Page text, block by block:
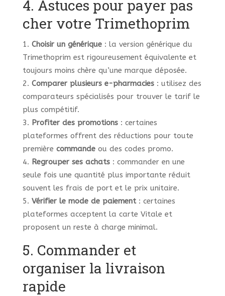
4. Astuces pour payer pas
cher votre Trimethoprim
Choisir un générique: la version générique du
Trimethoprim est rigoureusement équivalente et
toujours moins chère qu’une marque déposée.
Comparer plusieurs e-pharmacies: utilisez des
comparateurs spécialisés pour trouver le tarif le
plus compétitif.
Profiter des promotions: certaines
plateformes offrent des réductions pour toute
première commandeou des codes promo.
Regrouper ses achats: commander en une
seule fois une quantité plus importante réduit
souvent les frais de port et le prix unitaire.
Vérifier le mode de paiement: certaines
plateformes acceptent la carte Vitale et
proposent un reste à charge minimal.
5. Commander et
organiser la livraison
rapide